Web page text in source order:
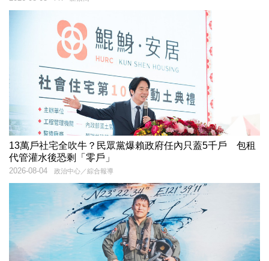
13萬戶社宅全吹牛？民眾黨爆賴政府任內只蓋5千戶 包租
代管灌水後恐剩「零戶」
政治中心／綜合報導
2026-08-04